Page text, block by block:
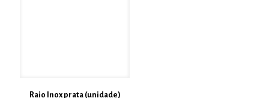
Raio Inox prata (unidade)